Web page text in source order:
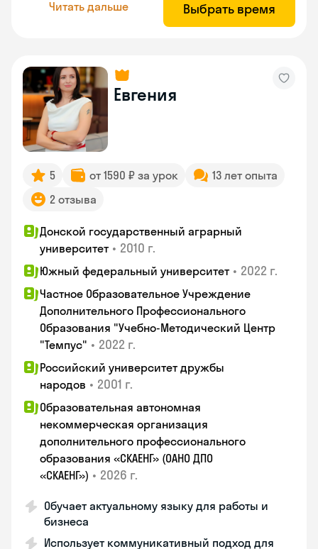
Читать дальше Выбрать время
Евгения
5 от 1590 ₽ за урок
13 лет опыта
2 отзыва
Донской государственный аграрный
университет • 2010 г.
Южный федеральный университет • 2022 г.
Частное Образовательное Учреждение
Дополнительного Профессионального
Образования "Учебно-Методический Центр
"Темпус" • 2022 г.
Российский университет дружбы
народов • 2001 г.
Образовательная автономная
некоммерческая организация
дополнительного профессионального
образования «СКАЕНГ» (ОАНО ДПО
«СКАЕНГ») • 2026 г.
Обучает актуальному языку для работы и
бизнеса
Использует коммуникативный подход для